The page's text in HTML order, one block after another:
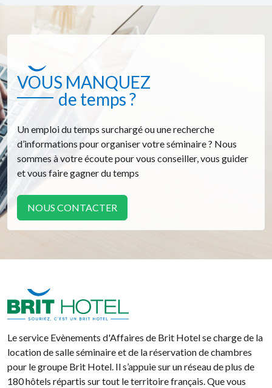
VOUS MANQUEZ
de temps ?
Un emploi du temps surchargé ou une recherche
d’informations pour organiser votre séminaire ? Nous
sommes à votre écoute pour vous conseiller, vous guider
et vous faire gagner du temps
NOUS CONTACTER
Brit Hotel
Le service Evènements d'Affaires de Brit Hotel se charge de la
location de salle séminaire et de la réservation de chambres
pour le groupe Brit Hotel. Il s’appuie sur un réseau de plus de
180 hôtels répartis sur tout le territoire français. Que vous